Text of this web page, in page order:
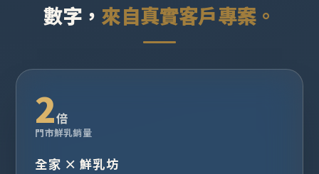
數字， 來自真實客戶專案。
2倍
門市鮮乳銷量
全家 × 鮮乳坊